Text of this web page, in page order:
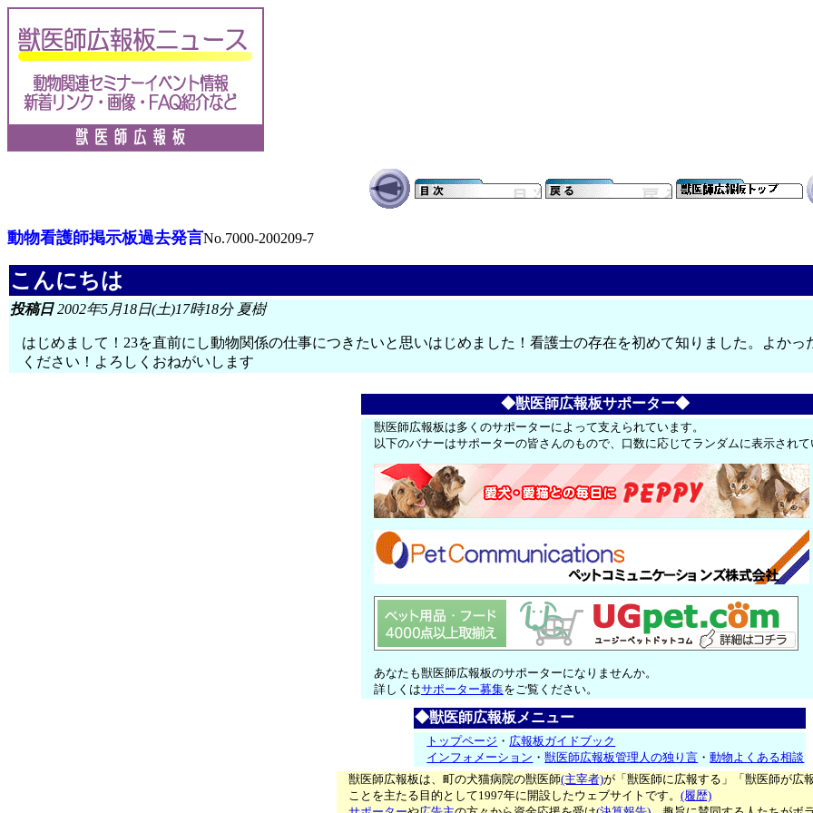
動物看護師掲示板過去発言No.7000-200209-7
こんにちは
投稿日2002年5月18日(土)17時18分 夏樹
はじめまして！23を直前にし動物関係の仕事につきたいと思いはじめました！看護士の存在を初めて知りました。よか
ください！よろしくおねがいします
◆獣医師広報板サポーター◆
獣医師広報板は多くのサポーターによって支えられています。
以下のバナーはサポーターの皆さんのもので、口数に応じてランダムに表示されて
あなたも獣医師広報板のサポーターになりませんか。
詳しくはサポーター募集をご覧ください。
◆獣医師広報板メニュー
トップページ ・ 広報板ガイドブック
インフォメーション ・獣医師広報板管理人の独り言 ・動物よくある相談
獣医師広報板は、町の犬猫病院の獣医師(主宰者)が「獣医師に広報する」「獣医師が広報
ことを主たる目的として1997年に開設したウェブサイトです。(履歴)